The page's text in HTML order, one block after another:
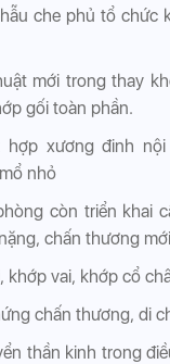
che phủ tổ chức
mới trong thay
gối toàn phần.
xương đinh
nhỏ
còn triển khai
chấn thương
khớp vai, khớp cổ
chấn thương, di
thần kinh trong